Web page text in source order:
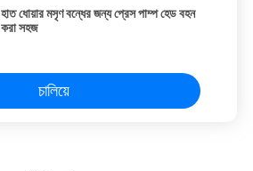
হাত ধোয়ার মসৃণ বন্ধের জন্য প্রেস পাম্প হেড বহন
করা সহজ
চালিয়ে